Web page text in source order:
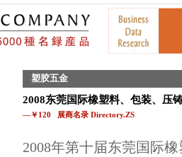
塑胶五金
2008东莞国际橡塑料、包装、压
—￥120 展商名录 Directory.ZS
2008年第十届东莞国际